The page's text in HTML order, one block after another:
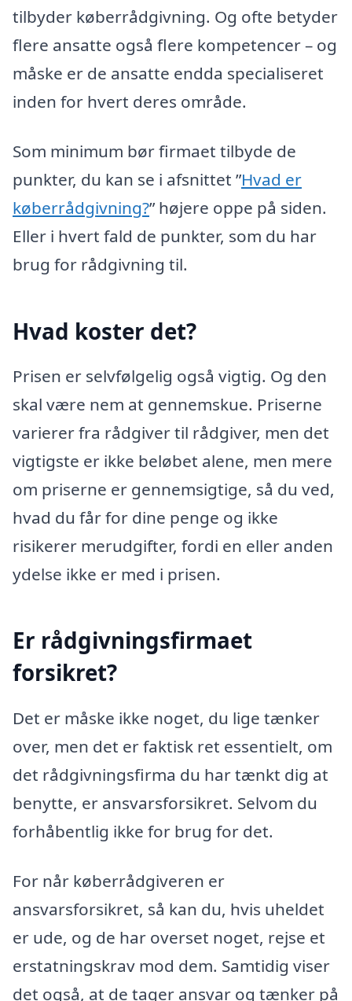
tilbyder køberrådgivning. Og ofte betyder
flere ansatte også flere kompetencer – og
måske er de ansatte endda specialiseret
inden for hvert deres område.
Som minimum bør firmaet tilbyde de
punkter, du kan se i afsnittet ”Hvad er
køberrådgivning?” højere oppe på siden.
Eller i hvert fald de punkter, som du har
brug for rådgivning til.
Hvad koster det?
Prisen er selvfølgelig også vigtig. Og den
skal være nem at gennemskue. Priserne
varierer fra rådgiver til rådgiver, men det
vigtigste er ikke beløbet alene, men mere
om priserne er gennemsigtige, så du ved,
hvad du får for dine penge og ikke
risikerer merudgifter, fordi en eller anden
ydelse ikke er med i prisen.
Er rådgivningsfirmaet
forsikret?
Det er måske ikke noget, du lige tænker
over, men det er faktisk ret essentielt, om
det rådgivningsfirma du har tænkt dig at
benytte, er ansvarsforsikret. Selvom du
forhåbentlig ikke for brug for det.
For når køberrådgiveren er
ansvarsforsikret, så kan du, hvis uheldet
er ude, og de har overset noget, rejse et
erstatningskrav mod dem. Samtidig viser
det også, at de tager ansvar og tænker på